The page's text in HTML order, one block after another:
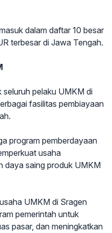
dalam daftar 10 besar
terbesar di Jawa Tengah.
seluruh pelaku UMKM di
fasilitas pembiayaan
program pemberdayaan
usaha
daya saing produk UMKM
UMKM di Sragen
pemerintah untuk
pasar, dan meningkatkan